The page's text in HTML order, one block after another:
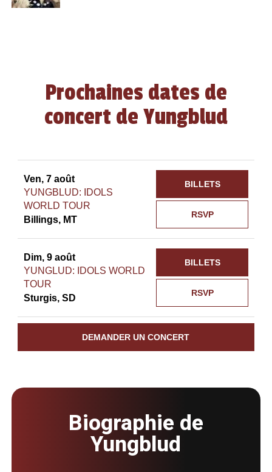
Prochaines dates de
concert de Yungblud
Ven, 7 août
YUNGBLUD: IDOLS
WORLD TOUR
Billings, MT
RSVP
BILLETS
Dim, 9 août
YUNGLUD: IDOLS WORLD
TOUR
Sturgis, SD
RSVP
BILLETS
DEMANDER UN CONCERT
Biographie de
Yungblud